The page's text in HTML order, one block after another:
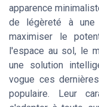
apparence
de légèreté à une
maximiser le
l'espace au sol, le
une solution
vogue ces
populaire. Leur